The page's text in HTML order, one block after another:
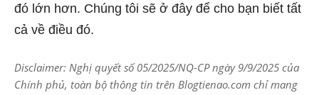
đó lớn hơn. Chúng tôi sẽ ở đây để cho bạn biết tất
cả về điều đó.
Disclaimer: Nghị quyết số 05/2025/NQ-CP ngày 9/9/2025 của
Chính phủ, toàn bộ thông tin trên Blogtienao.com chỉ mang